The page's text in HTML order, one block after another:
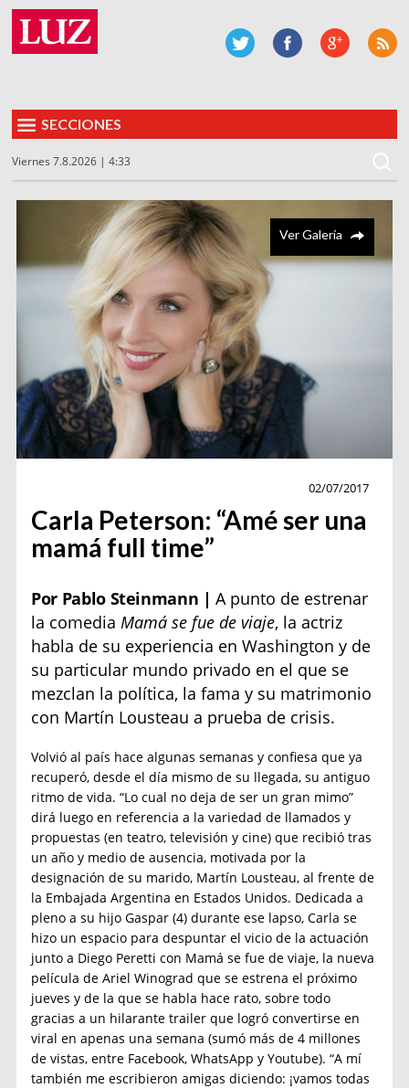
SECCIONES
Viernes 7.8.2026 | 4:33
Ver Galería
02/07/2017
Carla Peterson: “Amé ser una
mamá full time”
Por Pablo Steinmann |A punto de estrenar
la comediaMamá se fue de viaje, la actriz
habla de su experiencia en Washington y de
su particular mundo privado en el que se
mezclan la política, la fama y su matrimonio
con Martín Lousteau a prueba de crisis.
Volvió al país hace algunas semanas y confiesa que ya
recuperó, desde el día mismo de su llegada, su antiguo
ritmo de vida. “Lo cual no deja de ser un gran mimo”
dirá luego en referencia a la variedad de llamados y
propuestas (en teatro, televisión y cine) que recibió tras
un año y medio de ausencia, motivada por la
designación de su marido, Martín Lousteau, al frente de
la Embajada Argentina en Estados Unidos. Dedicada a
pleno a su hijo Gaspar (4) durante ese lapso, Carla se
hizo un espacio para despuntar el vicio de la actuación
junto a Diego Peretti con Mamá se fue de viaje, la nueva
película de Ariel Winograd que se estrena el próximo
jueves y de la que se habla hace rato, sobre todo
gracias a un hilarante trailer que logró convertirse en
viral en apenas una semana (sumó más de 4 millones
de vistas, entre Facebook, WhatsApp y Youtube). “A mí
también me escribieron amigas diciendo: ¡vamos todas